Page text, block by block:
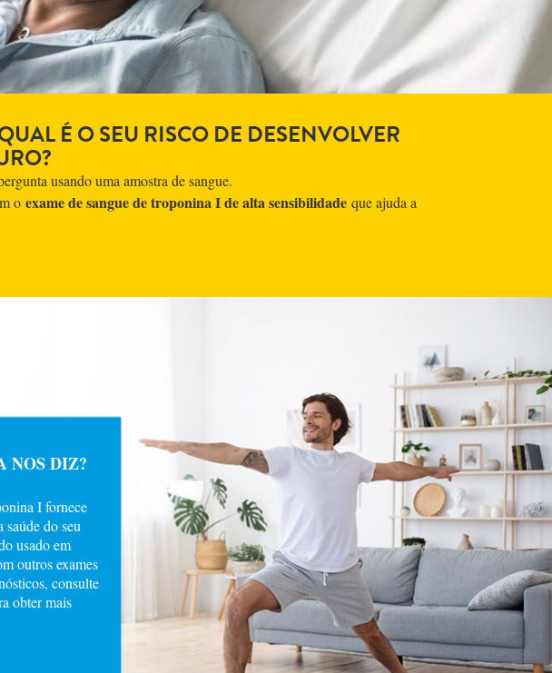
É O SEU RISCO DE DESENVOLVER
usando uma amostra de sangue.
o exame de sangue de troponina I de alta sensibilidade que ajuda a
NOS DIZ?
I fornece
saúde do seu
usado em
outros exames
consulte
obter mais